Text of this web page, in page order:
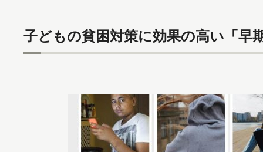
子どもの貧困対策に効果の高い「早